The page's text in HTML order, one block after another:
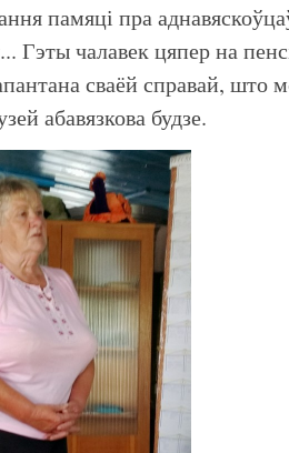
памяці пра
Гэты чалавек цяпер на
сваёй справай, што
абавязкова будзе.